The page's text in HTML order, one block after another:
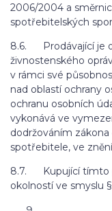
2006/2004 a
spotřebitelských
8.6. Prodávající je
živnostenského
v rámci své
nad oblastí ochrany
ochranu osobních
vykonává ve
dodržováním zákona
spotřebitele, ve
8.7. Kupující tímto
okolností ve smyslu